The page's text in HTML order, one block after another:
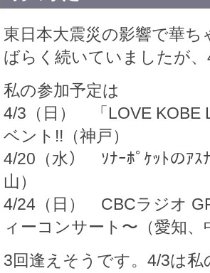
東日本大震災の影響で華ち
ばらく続いていましたが
私の参加予定は
4/3（日） 「LOVE KOBE
ベント!!（神戸）
4/20（水） ｿﾅｰﾎﾟｹｯﾄのｱｽ
山）
4/24（日） CBCラジオ
ィーコンサート〜（愛知、
3回逢えそうです。4/3は